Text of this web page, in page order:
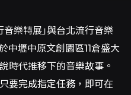
樂特展｣與台北流行音樂
中壢中原文創園區11倉盛大
時代推移下的音樂故事。
要完成指定任務，即可在